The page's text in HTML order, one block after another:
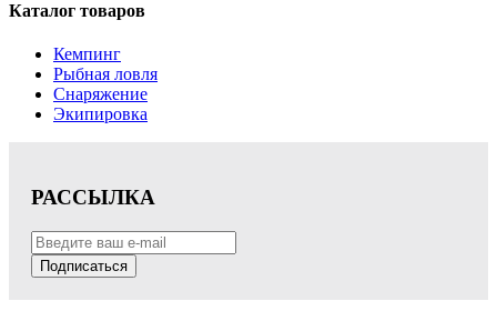
Каталог товаров
Кемпинг
Рыбная ловля
Снаряжение
Экипировка
РАССЫЛКА
Подписаться